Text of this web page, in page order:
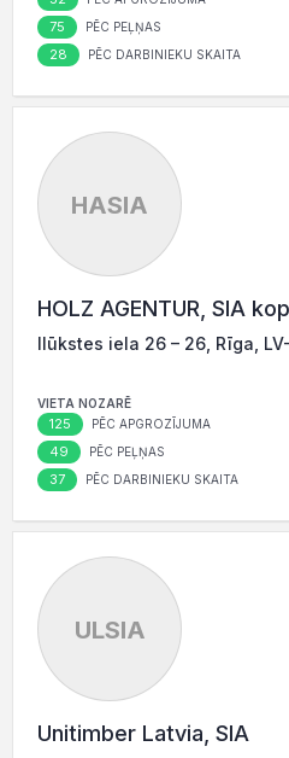
75 PĒC PEĻŅAS
28 PĒC DARBINIEKU SKAITA
HASIA
HOLZ AGENTUR, SIA
Ilūkstes iela 26 – 26, Rīga,
VIETA NOZARĒ
125 PĒC APGROZĪJUMA
49 PĒC PEĻŅAS
37 PĒC DARBINIEKU SKAITA
ULSIA
Unitimber Latvia, SIA